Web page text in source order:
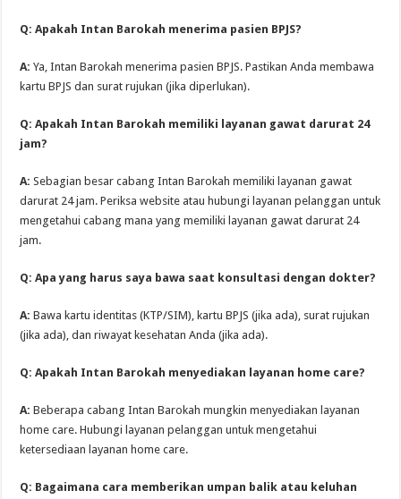
Q: Apakah Intan Barokah menerima pasien BPJS?
A: Ya, Intan Barokah menerima pasien BPJS. Pastikan Anda membawa
kartu BPJS dan surat rujukan (jika diperlukan).
Q: Apakah Intan Barokah memiliki layanan gawat darurat 24
jam?
A: Sebagian besar cabang Intan Barokah memiliki layanan gawat
darurat 24 jam. Periksa website atau hubungi layanan pelanggan untuk
mengetahui cabang mana yang memiliki layanan gawat darurat 24
jam.
Q: Apa yang harus saya bawa saat konsultasi dengan dokter?
A: Bawa kartu identitas (KTP/SIM), kartu BPJS (jika ada), surat rujukan
(jika ada), dan riwayat kesehatan Anda (jika ada).
Q: Apakah Intan Barokah menyediakan layanan home care?
A: Beberapa cabang Intan Barokah mungkin menyediakan layanan
home care. Hubungi layanan pelanggan untuk mengetahui
ketersediaan layanan home care.
Q: Bagaimana cara memberikan umpan balik atau keluhan